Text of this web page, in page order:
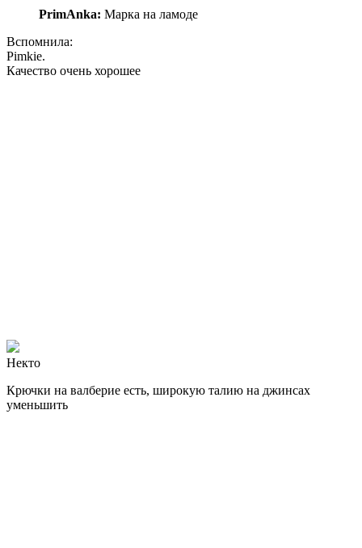
PrimAnka: Марка на ламоде
Вспомнила:
Pimkie.
Качество очень хорошее
Некто
Крючки на валберие есть, широкую талию на джинсах
уменьшить